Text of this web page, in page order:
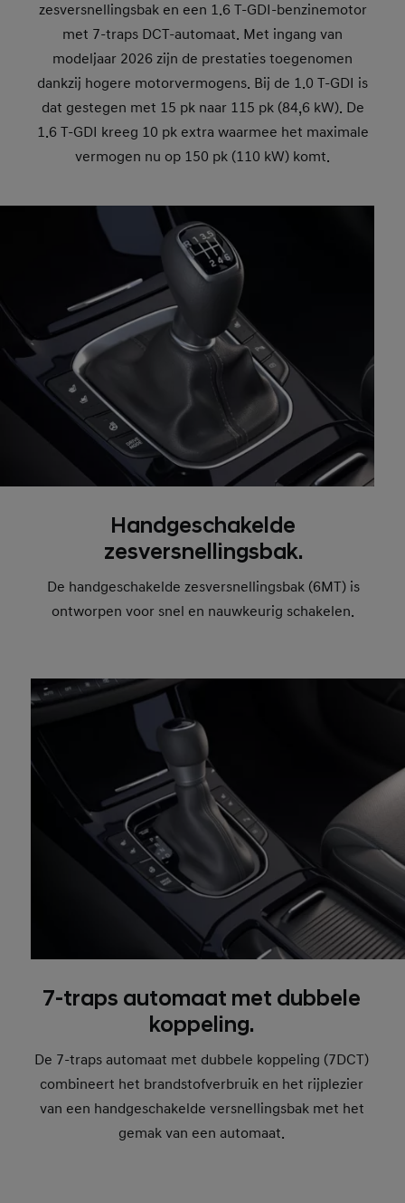
zesversnellingsbak en een 1.6 T-GDI-benzinemotor
met 7-traps DCT-automaat. Met ingang van
modeljaar 2026 zijn de prestaties toegenomen
dankzij hogere motorvermogens. Bij de 1.0 T-GDI is
dat gestegen met 15 pk naar 115 pk (84,6 kW). De
1.6 T-GDI kreeg 10 pk extra waarmee het maximale
vermogen nu op 150 pk (110 kW) komt.
Handgeschakelde
zesversnellingsbak.
De handgeschakelde zesversnellingsbak (6MT) is
ontworpen voor snel en nauwkeurig schakelen.
7-traps automaat met dubbele
koppeling.
De 7-traps automaat met dubbele koppeling (7DCT)
combineert het brandstofverbruik en het rijplezier
van een handgeschakelde versnellingsbak met het
gemak van een automaat.